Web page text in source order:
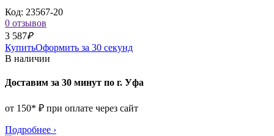
Код: 23567-20
0 отзывов
3 587₽
КупитьОформить за 30 секунд
В наличии
Доставим за 30 минут по г. Уфа
от 150* ₽ при оплате через сайт
Подробнее ›